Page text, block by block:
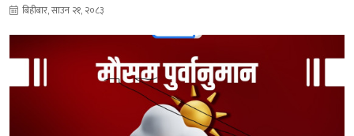
बिहीबार, साउन २१, २०८३